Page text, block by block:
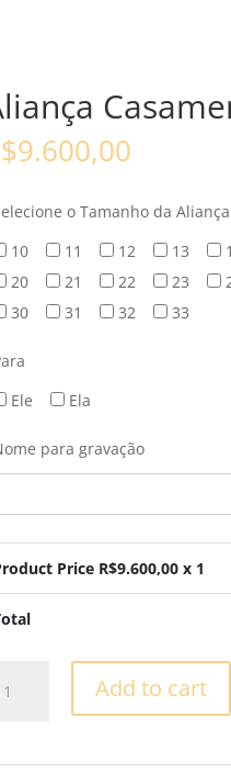
9.600,00
o Tamanho da Aliança
10
11 12 13
20
21 22 23
30
31 32 33
Ele
Ela
para gravação
Price R$9.600,00x 1
Add to cart